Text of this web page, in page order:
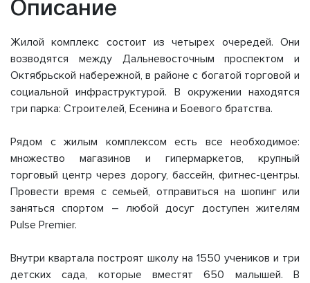
Описание
Жилой комплекс состоит из четырех очередей. Они
возводятся между Дальневосточным проспектом и
Октябрьской набережной, в районе с богатой торговой и
социальной инфраструктурой. В окружении находятся
три парка: Строителей, Есенина и Боевого братства.
Рядом с жилым комплексом есть все необходимое:
множество магазинов и гипермаркетов, крупный
торговый центр через дорогу, бассейн, фитнес-центры.
Провести время с семьей, отправиться на шопинг или
заняться спортом – любой досуг доступен жителям
Pulse Premier.
Внутри квартала построят школу на 1550 учеников и три
детских сада, которые вместят 650 малышей. В